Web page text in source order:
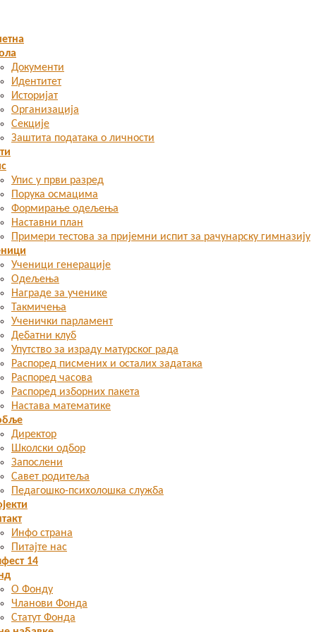
Документи
Идентитет
Историјат
Организација
Секције
Заштита података о личности
Упис у први разред
Порука осмацима
Формирање одељења
Наставни план
Примери тестова за пријемни испит за рачунарску гимназију
Ученици генерације
Одељења
Награде за ученике
Такмичења
Ученички парламент
Дебатни клуб
Упутство за израду матурског рада
Распоред писмених и осталих задатака
Распоред часова
Распоред изборних пакета
Настава математике
Директор
Школски одбор
Запослени
Савет родитеља
Педагошко-психолошка служба
Инфо страна
Питајте нас
14
О Фонду
Чланови Фонда
Статут Фонда